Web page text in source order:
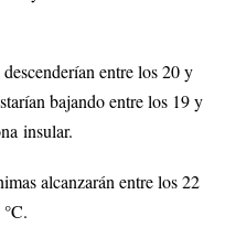
entre los 20 y
bajando entre los 19 y
insular.
alcanzarán entre los 22